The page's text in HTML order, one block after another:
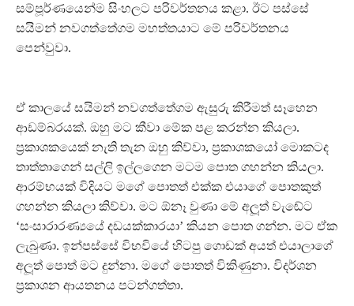
සම්පූර්ණයෙන්ම සිංහලට පරිවර්තනය කළා. ඊට පස්සේ
සයිමන් නවගත්තේගම මහත්තයාට මේ පරිවර්තනය
පෙන්වුවා.
ඒ කාලයේ සයිමන් නවගත්තේගම ඇසුරු කිරීමත් සෑහෙන
ආඩම්බරයක්. ඔහු මට කීවා මේක පළ කරන්න කියලා.
ප‍්‍රකාශකයෙක් නැති තැන ඔහු කිව්වා, ප‍්‍රකාශකයෝ මොකටද
තාත්තාගෙන් සල්ලි ඉල්ලගෙන මටම පොත ගහන්න කියලා.
ආරම්භයක් විදියට මගේ පොතත් එක්ක එයාගේ පොතකුත්
ගහන්න කියලා කිව්වා. මට ඕනෑ වුණා මේ අලූත් වැඬේට
‘සංසාරාරණ්‍යයේ දඩයක්කාරයා’ කියන පොත ගන්න. මට ඒක
ලැබුණා. ඉන්පස්සේ විභවියේ හිටපු ගොඩක් අයත් එයාලාගේ
අලූත් පොත් මට දුන්නා. මගේ පොතත් විකිණුනා. විදර්ශන
ප‍්‍රකාශන ආයතනය පටන්ගත්තා.